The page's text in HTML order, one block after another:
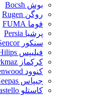
بوش Bocsh
روگن Rugen
فوما FUMA
پرشیا Persia
سنکور Sencor
فیلیپس PHilips
کرکماز Korkmaz
کنوود Kenwood
جیپاس Geepas
کاستلو Castello